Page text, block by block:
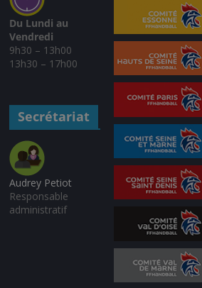
Du Lundi au
Vendredi
9h30 – 13h00
13h30 – 17h00
Secrétariat
Audrey Petiot
Responsable
administratif